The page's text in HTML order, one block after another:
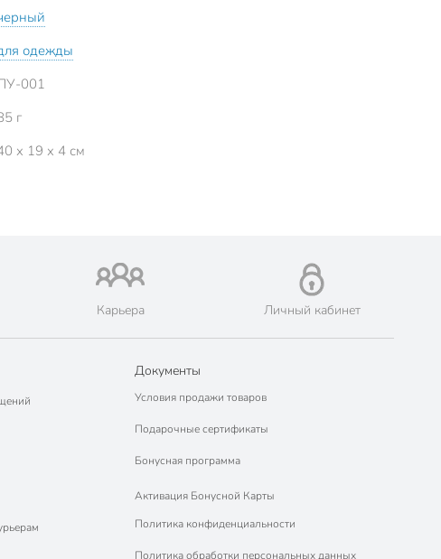
одежды
001
г
x 19 x 4 см
Карьера Личный кабинет
Документы
Условия продажи товаров
Подарочные сертификаты
Бонусная программа
Активация Бонусной Карты
Политика конфиденциальности
Политика обработки персональных данных